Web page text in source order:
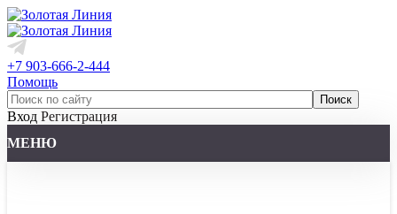
+7 903-666-2-444
Помощь
Вход Регистрация
МЕНЮ